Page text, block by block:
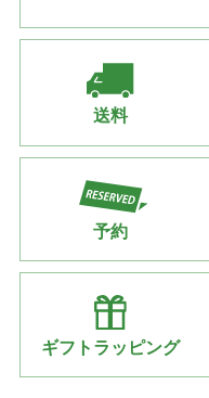
送料
予約
ギフトラッピング